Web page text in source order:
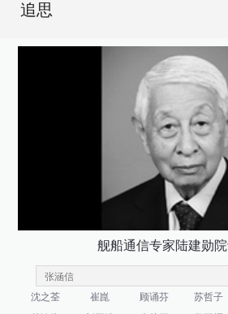
追思
舰船通信专家陆建勋
沈之荃 崔崑 顾诵芬 苏哲子